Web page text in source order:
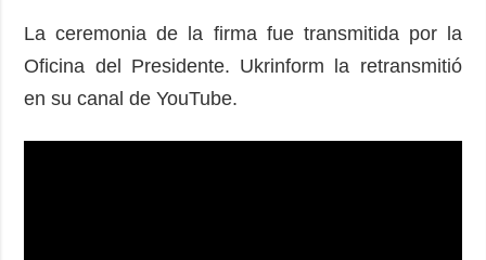
La ceremonia de la firma fue transmitida por la
Oficina del Presidente. Ukrinform la retransmitió
en su canal de YouTube.